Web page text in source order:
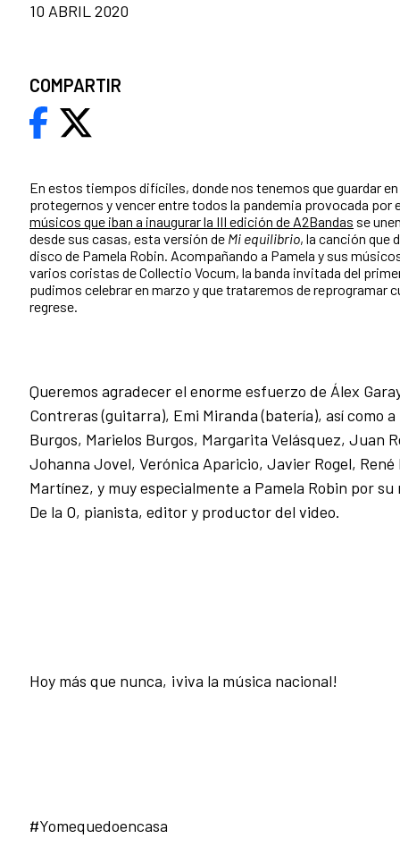
En estos tiempos difíciles, donde nos tenemos que guardar
protegernos y vencer entre todos la pandemia provocada por
músicos que iban a inaugurar la III edición de A2Bandas se
desde sus casas, esta versión de Mi equilibrio, la canción que
disco de Pamela Robin. Acompañando a Pamela y sus
varios coristas de Collectio Vocum, la banda invitada del
pudimos celebrar en marzo y que trataremos de reprogramar
regrese.
Queremos agradecer el enorme esfuerzo de Álex
Contreras (guitarra), Emi Miranda (batería), así como
Burgos, Marielos Burgos, Margarita Velásquez, Juan
Johanna Jovel, Verónica Aparicio, Javier Rogel, René
Martínez, y muy especialmente a Pamela Robin por
De la O, pianista, editor y productor del video.
Hoy más que nunca, ¡viva la música nacional!
#Yomequedoencasa
10 ABRIL 2020
COMPARTIR